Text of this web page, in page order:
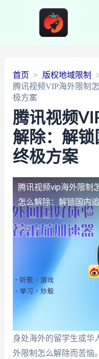
首页
版权地域限制
腾讯视频VIP海外限制
极方案
腾讯视频
解除：解锁
终极方案
腾讯视频vip海外限制
怎么解除：解锁国内
身处海外的留学生或华
外限制怎么解除而苦恼